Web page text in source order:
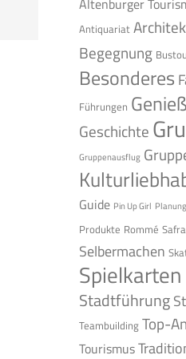
Antiquariat
Begegnung
Besonderes
Führungen
Geschichte
Gruppenausflug
Guide Pin Up Girl Planung
Produkte Rommé
Selbermachen
Spielkarten
Stadtführung
Teambuilding Top-
Tourismus